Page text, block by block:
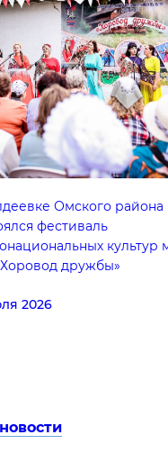
Омского района
фестиваль
культур
дружбы»
2026